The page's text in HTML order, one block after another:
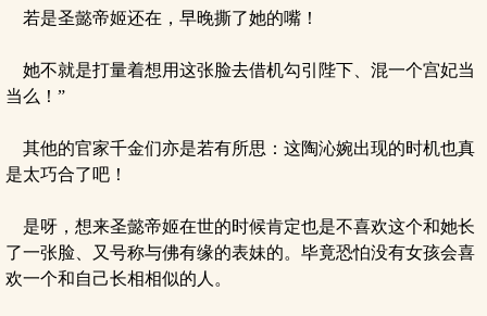
若是圣懿帝姬还在，早晚撕了她的嘴！
她不就是打量着想用这张脸去借机勾引陛下、混一个宫妃当
当么！”
其他的官家千金们亦是若有所思：这陶沁婉出现的时机也真
是太巧合了吧！
是呀，想来圣懿帝姬在世的时候肯定也是不喜欢这个和她长
了一张脸、又号称与佛有缘的表妹的。毕竟恐怕没有女孩会喜
欢一个和自己长相相似的人。